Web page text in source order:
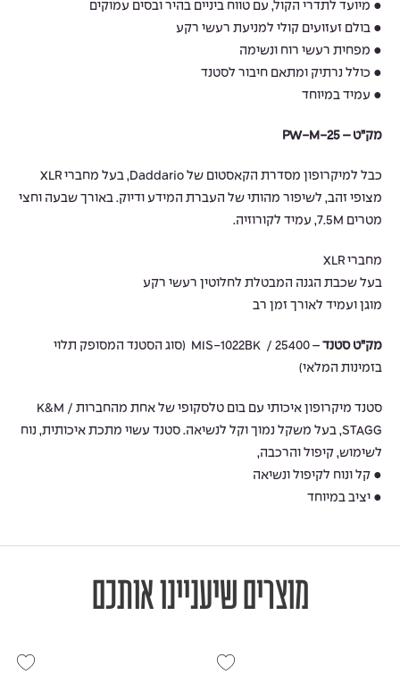
● מיועד לתדרי הקול, עם טווח ביניים בהיר ובסים עמוקים
● בולם זעזועים קולי למניעת רעשי רקע
● מפחית רעשי רוח ונשימה
● כולל נרתיק ומתאם חיבור לסטנד
● עמיד במיוחד
מק”ט – PW-M-25
כבל למיקרופון מסדרת הקאסטום של Daddario, בעל מחברי XLR
מצופי זהב, לשיפור מהותי של העברת המידע ודיוק. באורך שבעה וחצי
מטרים 7.5M, עמיד לקורוזיה.
מחברי XLR
בעל שכבת הגנה המבטלת לחלוטין רעשי רקע
מוגן ועמיד לאורך זמן רב
מק”ט סטנד
– 25400 / MIS-1022BK (סוג הסטנד המסופק תלוי
בזמינות המלאי)
סטנד מיקרופון איכותי עם בום טלסקופי של אחת מהחברות K&M /
STAGG, בעל משקל נמוך וקל לנשיאה. סטנד עשוי מתכת איכותית, נוח
לשימוש, קיפול והרכבה,
● קל ונוח לקיפול ונשיאה
● יציב במיוחד
מוצרים שיעניינו אותכם